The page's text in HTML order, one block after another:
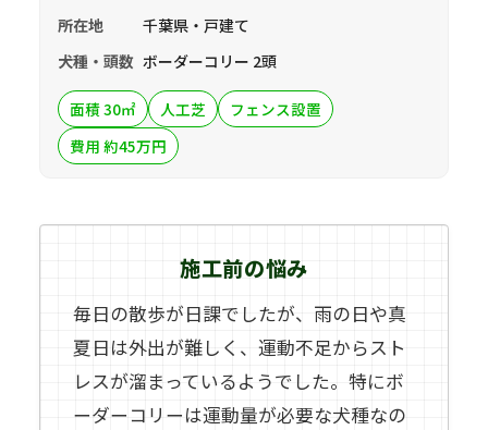
所在地
千葉県・戸建て
犬種・頭数 ボーダーコリー 2頭
面積 30㎡ 人工芝
フェンス設置
費用 約45万円
施工前の悩み
毎日の散歩が日課でしたが、雨の日や真
夏日は外出が難しく、運動不足からスト
レスが溜まっているようでした。特にボ
ーダーコリーは運動量が必要な犬種なの